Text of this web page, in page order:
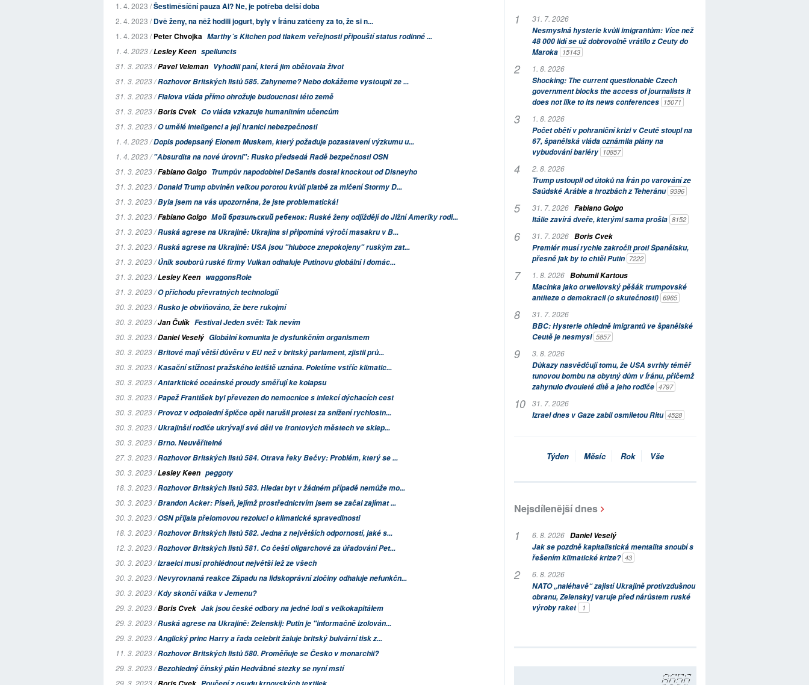
1. 4. 2023 /Šestiměsíční pauza AI? Ne, je potřeba delší doba
2. 4. 2023 /Dvě ženy, na něž hodili jogurt, byly v Íránu zatčeny za to, že si n...
1. 4. 2023 /Peter Chvojka Marthy´s Kitchen pod tlakem veřejnosti připouští status rodinné ...
1. 4. 2023 /Lesley Keen spelluncts
31. 3. 2023 /Pavel Veleman Vyhodili paní, která jim obětovala život
31. 3. 2023 /Rozhovor Britských listů 585. Zahyneme? Nebo dokážeme vystoupit ze ...
31. 3. 2023 /Fialova vláda přímo ohrožuje budoucnost této země
31. 3. 2023 /Boris Cvek Co vláda vzkazuje humanitním učencům
31. 3. 2023 /O umělé inteligenci a její hranici nebezpečnosti
1. 4. 2023 /Dopis podepsaný Elonem Muskem, který požaduje pozastavení výzkumu u...
1. 4. 2023 /"Absurdita na nové úrovni": Rusko předsedá Radě bezpečnosti OSN
31. 3. 2023 /Fabiano Golgo Trumpův napodobitel DeSantis dostal knockout od Disneyho
31. 3. 2023 /Donald Trump obviněn velkou porotou kvůli platbě za mlčení Stormy D...
31. 3. 2023 /Byla jsem na vás upozorněna, že jste problematická!
31. 3. 2023 /Fabiano Golgo Мой бразильский ребенок: Ruské ženy odjíždějí do Jižní Ameriky rodi...
31. 3. 2023 /Ruská agrese na Ukrajině: Ukrajina si připomíná výročí masakru v B...
31. 3. 2023 /Ruská agrese na Ukrajině: USA jsou "hluboce znepokojeny" ruským zat...
31. 3. 2023 /Únik souborů ruské firmy Vulkan odhaluje Putinovu globální i domác...
31. 3. 2023 /Lesley Keen waggonsRole
31. 3. 2023 /O příchodu převratných technologií
30. 3. 2023 /Rusko je obviňováno, že bere rukojmí
30. 3. 2023 /Jan Čulík Festival Jeden svět: Tak nevím
30. 3. 2023 /Daniel Veselý Globální komunita je dysfunkčním organismem
30. 3. 2023 /Britové mají větší důvěru v EU než v britský parlament, zjistil prů...
30. 3. 2023 /Kasační stížnost pražského letiště uznána. Poletíme vstříc klimatic...
30. 3. 2023 /Antarktické oceánské proudy směřují ke kolapsu
30. 3. 2023 /Papež František byl převezen do nemocnice s infekcí dýchacích cest
30. 3. 2023 /Provoz v odpolední špičce opět narušil protest za snížení rychlostn...
30. 3. 2023 /Ukrajinští rodiče ukrývají své děti ve frontových městech ve sklep...
30. 3. 2023 /Brno. Neuvěřitelné
27. 3. 2023 /Rozhovor Britských listů 584. Otrava řeky Bečvy: Problém, který se ...
30. 3. 2023 /Lesley Keen peggoty
18. 3. 2023 /Rozhovor Britských listů 583. Hledat byt v žádném případě nemůže mo...
30. 3. 2023 /Brandon Acker: Píseň, jejímž prostřednictvím jsem se začal zajímat ...
30. 3. 2023 /OSN přijala přelomovou rezoluci o klimatické spravedlnosti
18. 3. 2023 /Rozhovor Britských listů 582. Jedna z největších odporností, jaké s...
12. 3. 2023 /Rozhovor Britských listů 581. Co čeští oligarchové za úřadování Pet...
30. 3. 2023 /Izraelci musí prohlédnout největší lež ze všech
30. 3. 2023 /Nevyrovnaná reakce Západu na lidskoprávní zločiny odhaluje nefunkčn...
30. 3. 2023 /Kdy skončí válka v Jemenu?
29. 3. 2023 /Boris Cvek Jak jsou české odbory na jedné lodi s velkokapitálem
29. 3. 2023 /Ruská agrese na Ukrajině: Zelenskij: Putin je "informačně izolován...
29. 3. 2023 /Anglický princ Harry a řada celebrit žaluje britský bulvární tisk z...
11. 3. 2023 /Rozhovor Britských listů 580. Proměňuje se Česko v monarchii?
29. 3. 2023 /Bezohledný čínský plán Hedvábné stezky se nyní mstí
31. 7. 2026
Nesmyslná hysterie kvůli imigrantům: Více než
48 000 lidí se už dobrovolně vrátilo z Ceuty do
Maroka 15143
1. 8. 2026
Shocking: The current questionable Czech
government blocks the access of journalists it
does not like to its news conferences 15071
1. 8. 2026
Počet obětí v pohraniční krizi v Ceutě stoupl na
67, španělská vláda oznámila plány na
vybudování bariéry 10857
2. 8. 2026
Trump ustoupil od útoků na Írán po varování ze
Saúdské Arábie a hrozbách z Teheránu 9396
31. 7. 2026 Fabiano Golgo
Itálie zavírá dveře, kterými sama prošla 8152
31. 7. 2026 Boris Cvek
Premiér musí rychle zakročit proti Španělsku,
přesně jak by to chtěl Putin 7222
1. 8. 2026 Bohumil Kartous
Macinka jako orwellovský pěšák trumpovské
antiteze o demokracii (o skutečnosti) 6965
31. 7. 2026
BBC: Hysterie ohledně imigrantů ve španělské
Ceutě je nesmysl 5857
3. 8. 2026
Důkazy nasvědčují tomu, že USA svrhly téměř
tunovou bombu na obytný dům v Íránu, přičemž
zahynulo dvouleté dítě a jeho rodiče 4797
31. 7. 2026
Izrael dnes v Gaze zabil osmiletou Ritu 4528
Týden Měsíc Rok Vše
Nejsdílenější dnes
6. 8. 2026 Daniel Veselý
Jak se pozdně kapitalistická mentalita snoubí s
řešením klimatické krize? 43
6. 8. 2026
NATO „naléhavě“ zajistí Ukrajině protivzdušnou
obranu, Zelenskyj varuje před nárůstem ruské
výroby raket
1
8656